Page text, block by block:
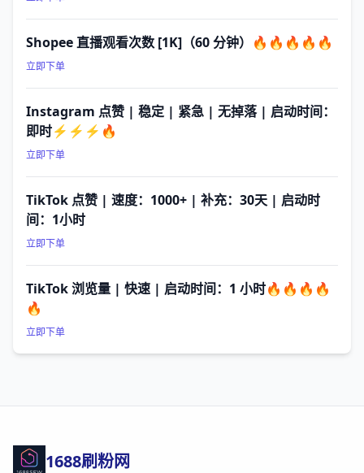
Shopee 直播观看次数 [1K]（60 分钟）🔥🔥🔥🔥🔥
立即下单
Instagram 点赞 | 稳定 | 紧急 | 无掉落 | 启动时间：
即时⚡⚡⚡🔥
立即下单
TikTok 点赞 | 速度：1000+ | 补充：30天 | 启动时
间：1小时
立即下单
TikTok 浏览量 | 快速 | 启动时间：1 小时🔥🔥🔥🔥
🔥
立即下单
1688刷粉网